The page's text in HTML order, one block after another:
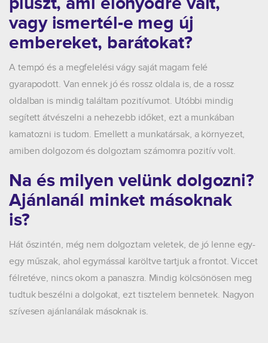
vagy ismertél-e meg új
embereket, barátokat?
A tempó és a megfelelési vágy saját magam felé
gyarapodott. Van ennek jó és rossz oldala is, de a rossz
oldalban is mindig találtam pozitívumot. Utóbbi mindig
segített átvészelni a nehezebb időket, ezt a munkában
kamatozni is tudom. Emellett a munkatársak, a környezet,
amiben dolgozom és dolgoztam számomra pozitív volt.
Na és milyen velünk dolgozni?
Ajánlanál minket másoknak
is?
Hát őszintén, még nem dolgoztam veletek, de jó lenne egy-
egy műszak, ahol egymással karöltve tartjuk a frontot. Viccet
félretéve, nincs okom a panaszra. Mindig kölcsönösen meg
tudtuk beszélni a dolgokat, ezt tisztelem bennetek. Nagyon
szívesen ajánlanálak másoknak is.